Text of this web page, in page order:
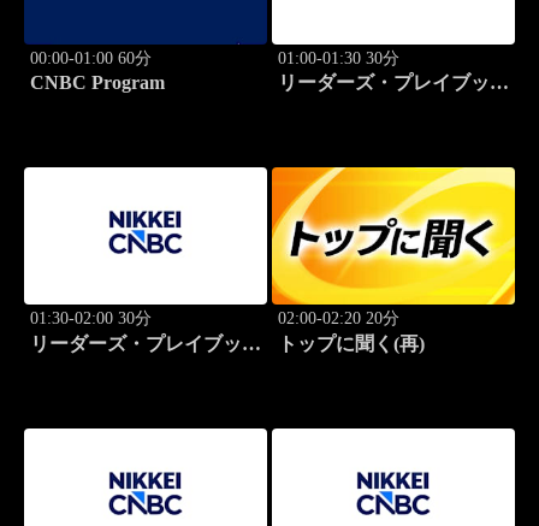
00:00-01:00 60分
CNBC Program
01:00-01:30 30分
リーダーズ・プレイブック
01:30-02:00 30分
リーダーズ・プレイブック
02:00-02:20 20分
トップに聞く(再)